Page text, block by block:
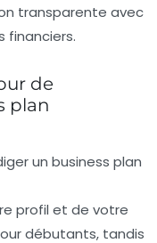
transparente avec
financiers.
de
plan
un business plan
profil et de votre
débutants, tandis